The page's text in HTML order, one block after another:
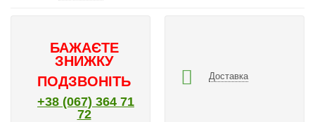
БАЖАЄТЕ
ЗНИЖКУ
ПОДЗВОНІТЬ
+38 (067) 364 71
72
Доставка